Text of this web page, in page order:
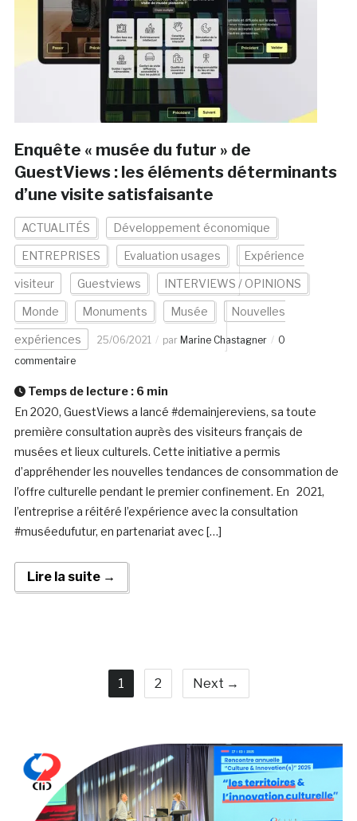
Enquête « musée du futur » de
GuestViews : les éléments déterminants
d’une visite satisfaisante
ACTUALITÉS Développement économique
ENTREPRISES Evaluation usages Expérience
visiteur Guestviews INTERVIEWS / OPINIONS
Monde Monuments Musée Nouvelles
expériences 25/06/2021 par Marine Chastagner
0
commentaire
Temps de lecture : 6 min
En 2020, GuestViews a lancé #demainjereviens, sa toute
première consultation auprès des visiteurs français de
musées et lieux culturels. Cette initiative a permis
d’appréhender les nouvelles tendances de consommation de
l’offre culturelle pendant le premier confinement. En 2021,
l’entreprise a réitéré l’expérience avec la consultation
#muséedufutur, en partenariat avec […]
Lire la suite →
1 2 Next →